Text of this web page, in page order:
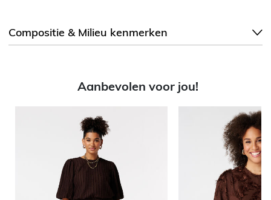
Compositie & Milieu kenmerken
Aanbevolen voor jou!